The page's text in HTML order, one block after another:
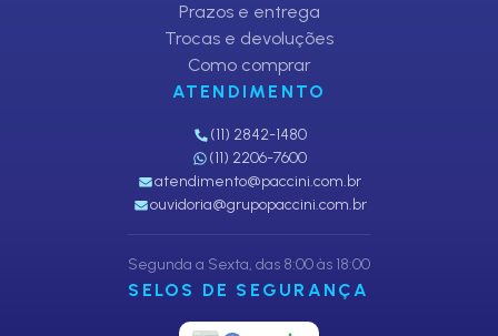
Prazos e entrega
Trocas e devoluções
Como comprar
ATENDIMENTO
(11) 2842-1480
(11) 2206-7600
atendimento@paccini.com.br
ouvidoria@grupopaccini.com.br
Segunda a Sexta, das 8:00 às 18:00
SELOS DE SEGURANÇA